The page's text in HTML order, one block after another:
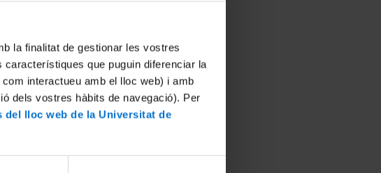
la finalitat de gestionar les vostres
que puguin diferenciar la
interactueu amb el lloc web) i amb
dels vostres hàbits de navegació). Per
del lloc web de la Universitat de